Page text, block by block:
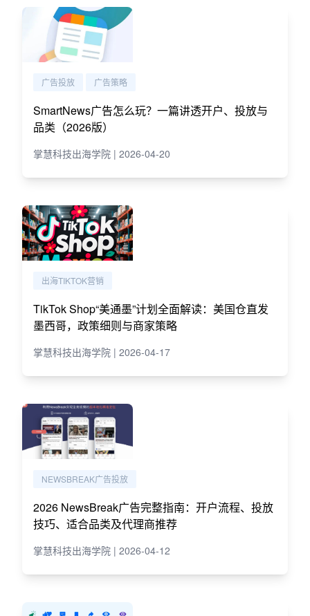
广告投放 广告策略
SmartNews广告怎么玩？一篇讲透开户、投放与
品类（2026版）
掌慧科技出海学院 | 2026-04-20
出海TIKTOK营销
TikTok Shop“美通墨”计划全面解读：美国仓直发
墨西哥，政策细则与商家策略
掌慧科技出海学院 | 2026-04-17
NEWSBREAK广告投放
2026 NewsBreak广告完整指南：开户流程、投放
技巧、适合品类及代理商推荐
掌慧科技出海学院 | 2026-04-12